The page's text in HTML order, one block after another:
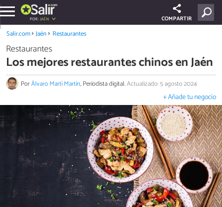
POR: JAÉN COMPARTIR
Salir.com Jaén Restaurantes
Restaurantes
Los mejores restaurantes chinos en Jaén
PorÁlvaro Martí Martín, Periodista digital.Actualizado: 5 agosto 2024
+ Añade tu negocio